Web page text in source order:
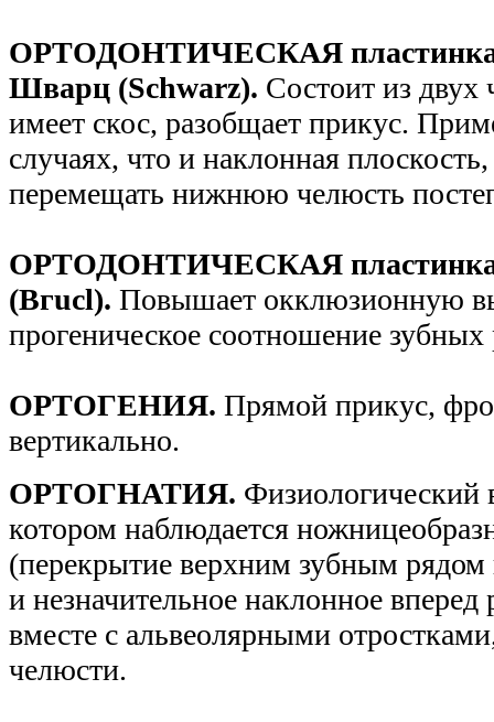
ОРТОДОНТИЧЕСКАЯ пластинка
Шварц (Schwarz). Состоит из двух
имеет скос, разобщает прикус.
случаях, что и наклонная
перемещать нижнюю челюсть
ОРТОДОНТИЧЕСКАЯ
(Вгucl). Повышает окклюзионную
прогеническое соотношение зубных
ОРТОГЕНИЯ. Прямой прикус,
вертикально.
ОРТОГНАТИЯ. Физиологический
котором наблюдается
(перекрытие верхним зубным рядом
и незначительное наклонное
вместе с альвеолярными
челюсти.